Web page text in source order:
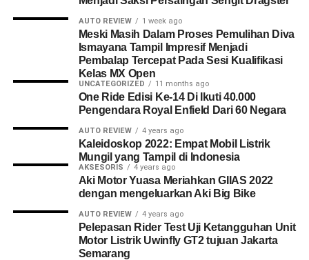
AUTO REVIEW 1 week ago
Meski Masih Dalam Proses Pemulihan Diva
Ismayana Tampil Impresif Menjadi
Pembalap Tercepat Pada Sesi Kualifikasi
Kelas MX Open
UNCATEGORIZED 11 months ago
One Ride Edisi Ke-14 Di Ikuti 40.000
Pengendara Royal Enfield Dari 60 Negara
AUTO REVIEW 4 years ago
Kaleidoskop 2022: Empat Mobil Listrik
Mungil yang Tampil di Indonesia
AKSESORIS 4 years ago
Aki Motor Yuasa Meriahkan GIIAS 2022
dengan mengeluarkan Aki Big Bike
AUTO REVIEW 4 years ago
Pelepasan Rider Test Uji Ketangguhan Unit
Motor Listrik Uwinfly GT2 tujuan Jakarta
Semarang